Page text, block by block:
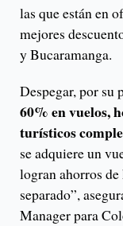
las que están en
mejores
y Bucaramanga.
Despegar, por su
60% en vuelos,
turísticos
se adquiere un
logran ahorros
separado”,
Manager para